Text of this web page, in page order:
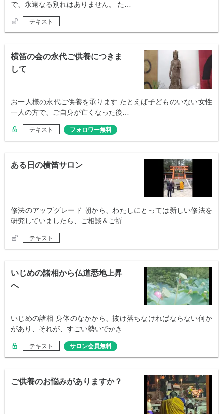
で、永遠なる別れはありません。 た…
テキスト
横笛の会の永代ご供養につきま
して
お一人様の永代ご供養を承ります たとえば子どものいない女性
一人の方で、ご自身が亡くなった後…
テキスト フォロワー無料
ある日の横笛サロン
修法のアップグレード 朝から、わたしにとっては新しい修法を
研究していましたら、ご相談＆ご祈…
テキスト
いじめの諸相から仏道悉地上昇
へ
いじめの諸相 身体のなかから、抜け落ちなければならない何か
があり、それが、すごい勢いでかき…
テキスト サロン会員無料
ご供養のお悩みがありますか？